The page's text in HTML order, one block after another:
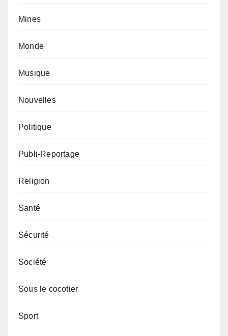
Mines
Monde
Musique
Nouvelles
Politique
Publi-Reportage
Religion
Santé
Sécurité
Société
Sous le cocotier
Sport